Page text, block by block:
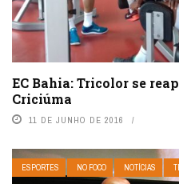
EC Bahia: Tricolor se
Criciúma
11 DE JUNHO DE 2016
ESPORTES NO FOCO NOTÍCIAS